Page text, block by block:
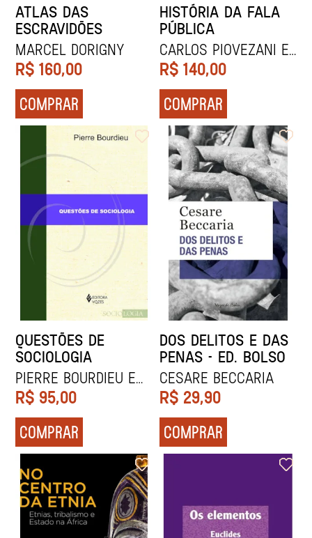
ATLAS DAS
ESCRAVIDÕES
Marcel Dorigny
R$ 160,00
COMPRAR
HISTÓRIA DA FALA
PÚBLICA
Carlos Piovezani e
Jean-Jacques
Courtine (Orgs.)
R$ 140,00
COMPRAR
QUESTÕES DE
SOCIOLOGIA
Pierre Bourdieu e
Fábio Ribeiro
R$ 95,00
COMPRAR
DOS DELITOS E DAS
PENAS - ED. BOLSO
Cesare Beccaria
R$ 29,90
COMPRAR